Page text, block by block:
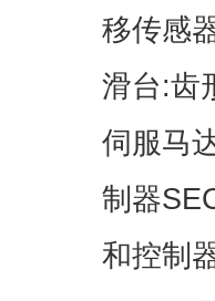
移传感
滑台:齿
伺服马
制器
和控制